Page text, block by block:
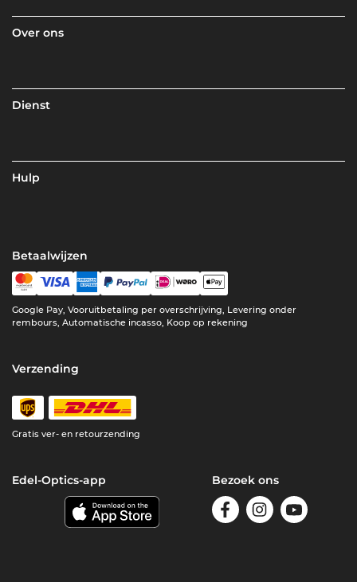
Over ons
Dienst
Hulp
Betaalwijzen
Google Pay, Vooruitbetaling per overschrijving, Levering onder
rembours, Automatische incasso, Koop op rekening
Verzending
Gratis ver- en retourzending
Edel-Optics-app Bezoek ons